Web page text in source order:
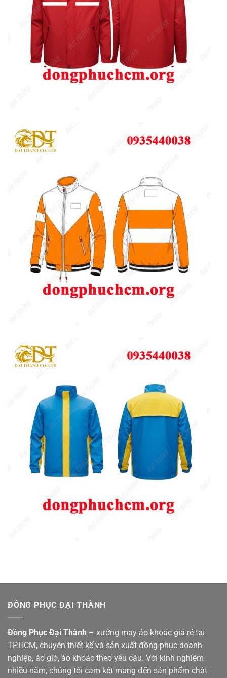
ĐỒNG PHỤC ĐẠI THÀNH
Đồng Phục Đại Thành – xưởng may áo khoác giá rẻ tại
TP.HCM, chuyên thiết kế và sản xuất đồng phục doanh
nghiệp, áo gió, áo khoác theo yêu cầu. Với kinh nghiệm
nhiều năm, chúng tôi cam kết mang đến sản phẩm chất